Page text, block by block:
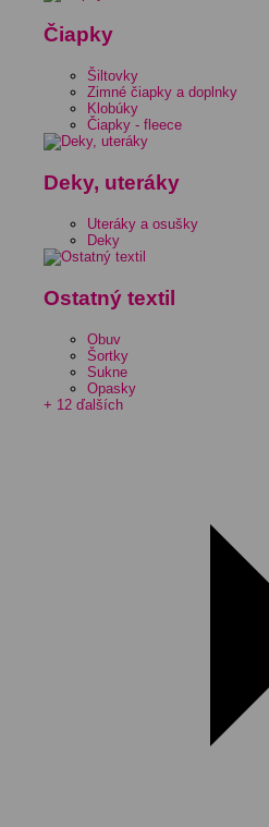
Čiapky
Šiltovky
Zimné čiapky a doplnky
Klobúky
Čiapky - fleece
Deky, uteráky
Uteráky a osušky
Deky
Ostatný textil
Obuv
Šortky
Sukne
Opasky
+ 12 ďalších